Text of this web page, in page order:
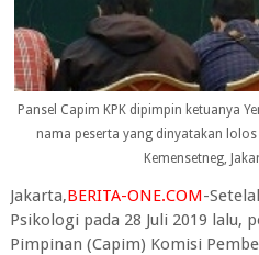
Pansel Capim KPK dipimpin ketuanya
nama peserta yang dinyatakan
Kemensetneg,
Jakarta,BERITA-ONE.COM-
Psikologi pada 28 Juli 2019 lalu,
Pimpinan (Capim) Komisi